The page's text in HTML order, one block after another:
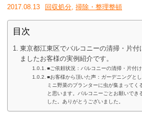
2017.08.13 回収処分, 掃除・整理整頓
目次
東京都江東区でバルコニーの清掃・片付
ましたお客様の実例紹介です。
■ご依頼状況：バルコニーの清掃・片付
■お客様から頂いた声：ガーデニングと
ミニ野菜のプランターに虫が集まってく
と思います。バルコニーごとお願いでき
した。ありがとうございました。